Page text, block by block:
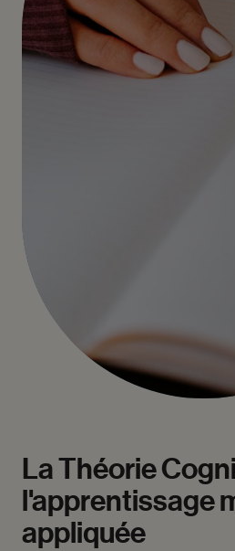
LaThéorie
l'apprentissage
appliquée